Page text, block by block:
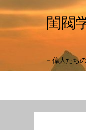
閨閥
－偉人たち